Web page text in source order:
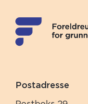
Postadresse